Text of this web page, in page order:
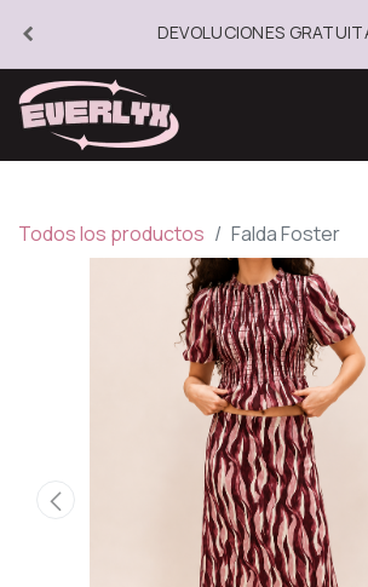
DEVOLUCIONES
Todos los productos Falda Foster